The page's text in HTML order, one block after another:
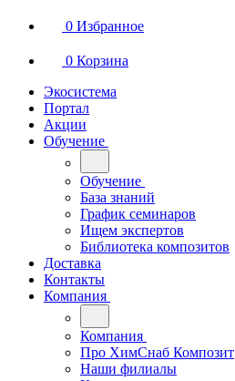
0 Избранное
0 Корзина
Экосистема
Портал
Акции
Обучение
Обучение
База знаний
График семинаров
Ищем экспертов
Библиотека композитов
Доставка
Контакты
Компания
Компания
Про ХимСнаб Композит
Наши филиалы